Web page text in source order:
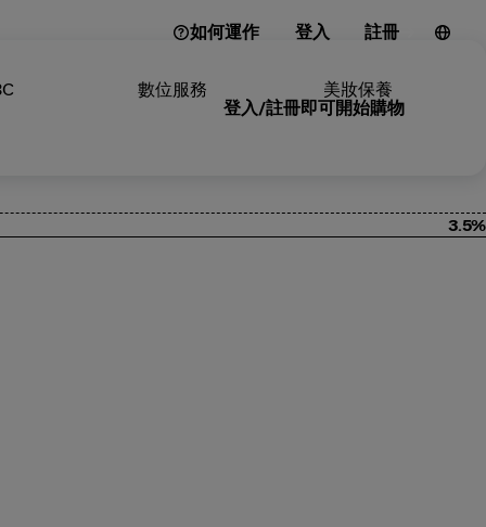
如何運作 登入 註冊
數位服務 美妝保養
登入/註冊即可開始購物
3.5%